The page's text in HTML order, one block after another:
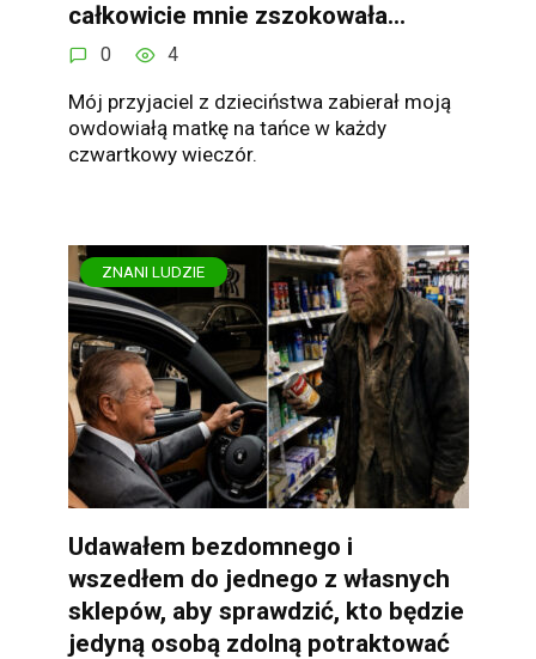
całkowicie mnie zszokowała…
0 4
Mój przyjaciel z dzieciństwa zabierał moją
owdowiałą matkę na tańce w każdy
czwartkowy wieczór.
ZNANI LUDZIE
Udawałem bezdomnego i
wszedłem do jednego z własnych
sklepów, aby sprawdzić, kto będzie
jedyną osobą zdolną potraktować